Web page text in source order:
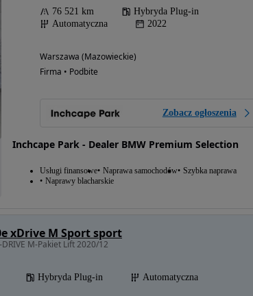
76 521 km
Hybryda Plug-in
Automatyczna
2022
Warszawa (Mazowieckie)
Firma • Podbite
Zobacz ogłoszenia
Inchcape Park - Dealer BMW Premium Selection
Usługi finansowe Naprawa samochodów Szybka naprawa
Naprawy blacharskie
xDrive M Sport sport
M-Pakiet Lift 2020/12
Hybryda Plug-in
Automatyczna